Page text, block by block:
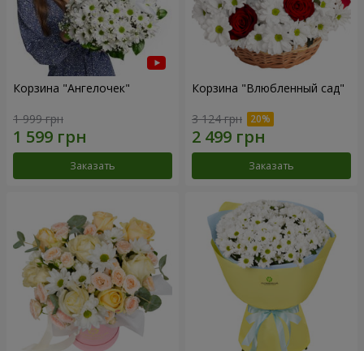
Корзина "Ангелочек"
1 999 грн
Заказать
Корзина "Влюбленный сад"
3 124 грн
Заказать